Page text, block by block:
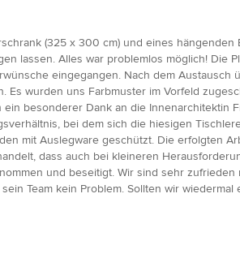
(325 x 300 cm) und eines hängenden
lassen. Alles war problemlos möglich! Die
eingegangen. Nach dem Austausch
Es wurden uns Farbmuster im Vorfeld
besonderer Dank an die Innenarchitektin
bei dem sich die hiesigen
mit Auslegware geschützt. Die erfolgten
dass auch bei kleineren
und beseitigt. Wir sind sehr zufrieden
Team kein Problem. Sollten wir wiedermal